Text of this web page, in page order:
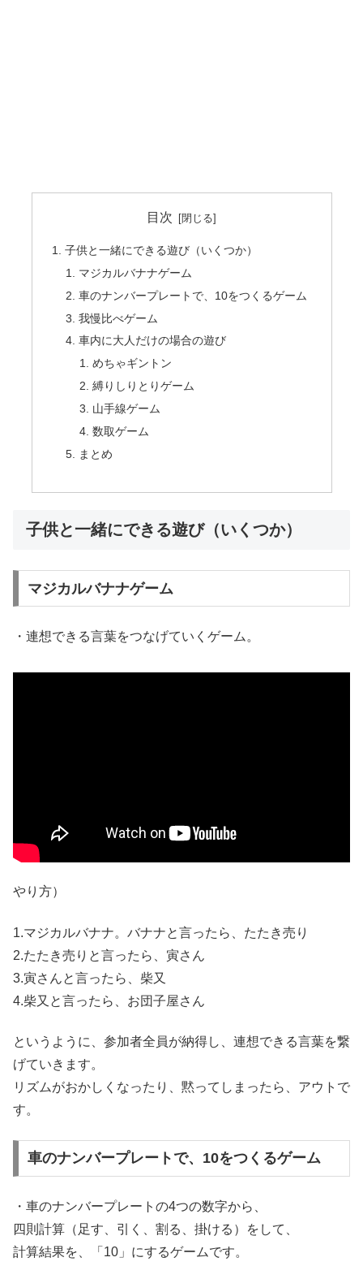
目次
子供と一緒にできる遊び（いくつか）
マジカルバナナゲーム
車のナンバープレートで、10をつくるゲーム
我慢比べゲーム
車内に大人だけの場合の遊び
めちゃギントン
縛りしりとりゲーム
山手線ゲーム
数取ゲーム
まとめ
子供と一緒にできる遊び（いくつか）
マジカルバナナゲーム
・連想できる言葉をつなげていくゲーム。
やり方）
1.マジカルバナナ。バナナと言ったら、たたき売り
2.たたき売りと言ったら、寅さん
3.寅さんと言ったら、柴又
4.柴又と言ったら、お団子屋さん
というように、参加者全員が納得し、連想できる言葉を繋
げていきます。
リズムがおかしくなったり、黙ってしまったら、アウトで
す。
車のナンバープレートで、10をつくるゲーム
・車のナンバープレートの4つの数字から、
四則計算（足す、引く、割る、掛ける）をして、
計算結果を、「10」にするゲームです。